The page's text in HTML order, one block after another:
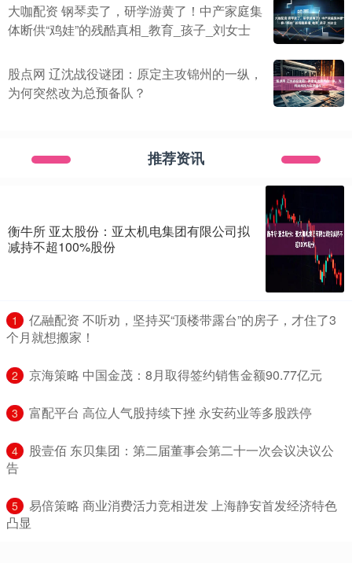
大咖配资 钢琴卖了，研学游黄了！中产家庭集
体断供“鸡娃”的残酷真相_教育_孩子_刘女士
股点网 辽沈战役谜团：原定主攻锦州的一纵，
为何突然改为总预备队？
推荐资讯
衡牛所 亚太股份：亚太机电集团有限公司拟
减持不超100%股份
1
​亿融配资 不听劝，坚持买“顶楼带露台”的房子，才住了3
个月就想搬家！
2 ​京海策略 中国金茂：8月取得签约销售金额90.77亿元
3 ​富配平台 高位人气股持续下挫 永安药业等多股跌停
4
​股壹佰 东贝集团：第二届董事会第二十一次会议决议公
告
5
​易倍策略 商业消费活力竞相迸发 上海静安首发经济特色
凸显